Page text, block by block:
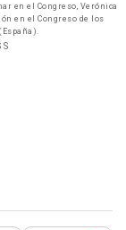
en el Congreso, Verónica
en el Congreso de los